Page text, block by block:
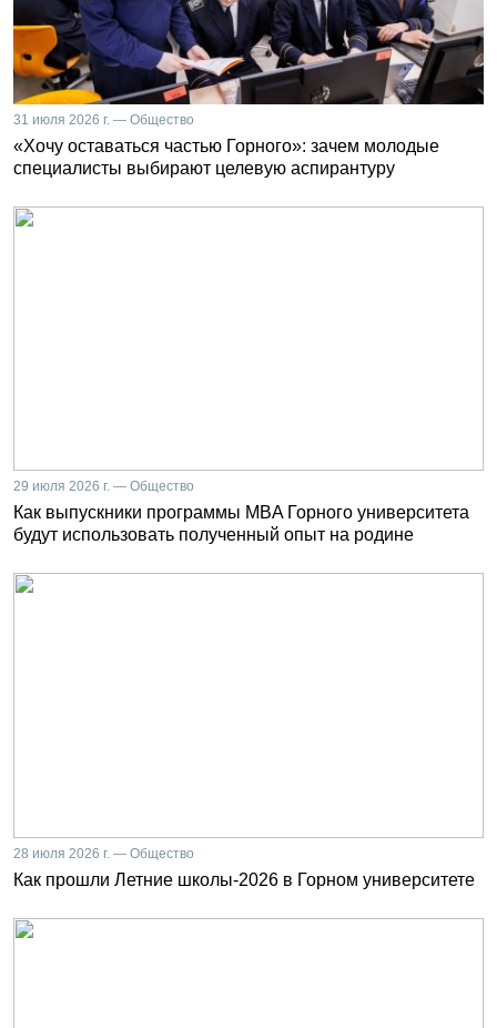
31 июля 2026 г. — Общество
«Хочу оставаться частью Горного»: зачем молодые
специалисты выбирают целевую аспирантуру
29 июля 2026 г. — Общество
Как выпускники программы MBA Горного университета
будут использовать полученный опыт на родине
28 июля 2026 г. — Общество
Как прошли Летние школы-2026 в Горном университете